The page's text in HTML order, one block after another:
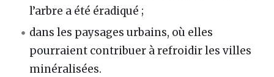
l’arbre a été éradiqué ;
dans les paysages urbains, où elles
pourraient contribuer à refroidir les villes
minéralisées.